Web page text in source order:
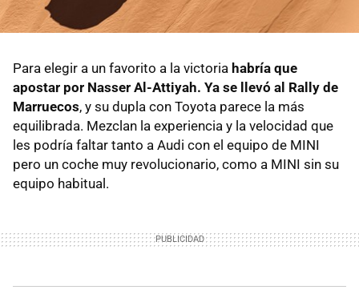
Para elegir a un favorito a la victoria habría que
apostar por Nasser Al-Attiyah. Ya se llevó al Rally de
Marruecos, y su dupla con Toyota parece la más
equilibrada. Mezclan la experiencia y la velocidad que
les podría faltar tanto a Audi con el equipo de MINI
pero un coche muy revolucionario, como a MINI sin su
equipo habitual.